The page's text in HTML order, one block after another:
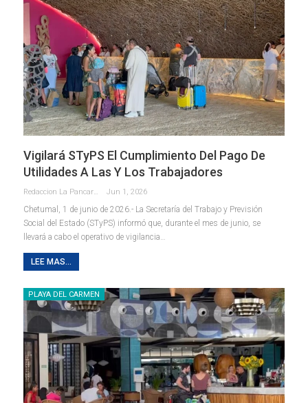
Vigilará STyPS El Cumplimiento Del Pago De
Utilidades A Las Y Los Trabajadores
Redaccion La Pancarta De Quintana Roo Jun 1, 2026
Chetumal, 1 de junio de 2026.- La Secretaría del Trabajo y Previsión
Social del Estado (STyPS) informó que, durante el mes de junio, se
llevará a cabo el operativo de vigilancia…
LEE MAS...
PLAYA DEL CARMEN